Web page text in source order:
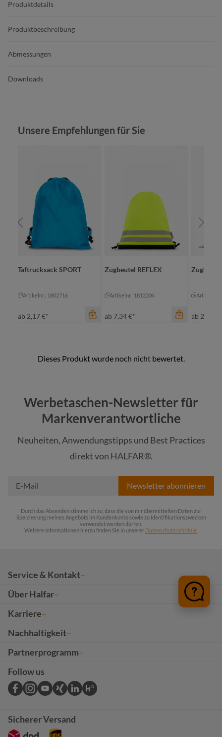
Produktdetails
Produktbeschreibung
Abmessungen
Downloads
Produktgalerie überspringen
Unsere Empfehlungen für Sie
Taftrucksack SPORT
Artikelnr.: 1802716
ab 2,17 €*
hellblau
Zugbeutel REFLEX
Artikelnr.: 1812204
ab 7,34 €*
Farbe
neon gelb
Artikelnr.:
ab 2,05 €*
Werbetaschen-Newsletter für
Markenverantwortliche
Neuheiten, Anwendungstipps und Best Practices
direkt von HALFAR®.
Newsletter abonnieren
Durch das Absenden stimme ich zu, dass die von mir übermittelten Daten zur
Speicherung meines Angebots im Kundenkonto sowie zu Identifikationszwecken
verwendet werden dürfen.
Weitere Informationen hierzu finden Sie in unserer Datenschutzrichtlinie
Service & Kontakt
Über Halfar
Karriere
Nachhaltigkeit
Partnerprogramm
Follow us
Sicherer Versand